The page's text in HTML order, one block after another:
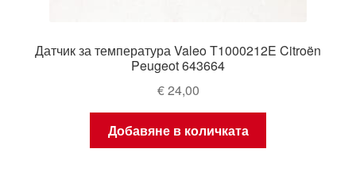
Датчик за температура Valeo T1000212E Citroën
Peugeot 643664
€24,00
Добавяне в количката